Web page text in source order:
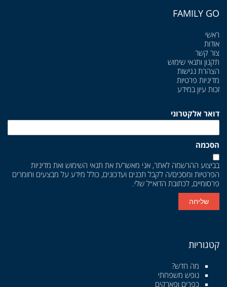
FAMILY GO
ראשי
אודות
צור קשר
תקנון ותנאי שימוש
הצהרת נגישות
מדיניות פרטיות
זכות עיון במידע
דואר אלקטרוני
הסכמה
בביצוע ההרשמה לאתר, אני מאשר/ת את תנאי השימוש ואת מדיניות
הפרטיות ומסכים/ה לקבל תכנים ועדכונים, כולל מידע על מבצעים וחומרים
פרסומיים, לכתובת הדוא״ל שלי.
שליחה
קטגוריות
מה חדש?
נופש משפחתי
כפרים ופארקים